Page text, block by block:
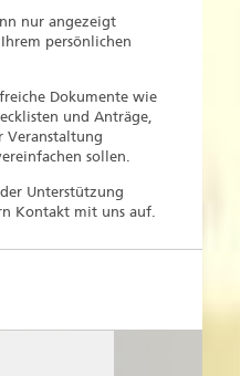
nur angezeigt
persönlichen
Dokumente wie
und Anträge,
Veranstaltung
sollen.
Unterstützung
Kontakt mit uns auf.